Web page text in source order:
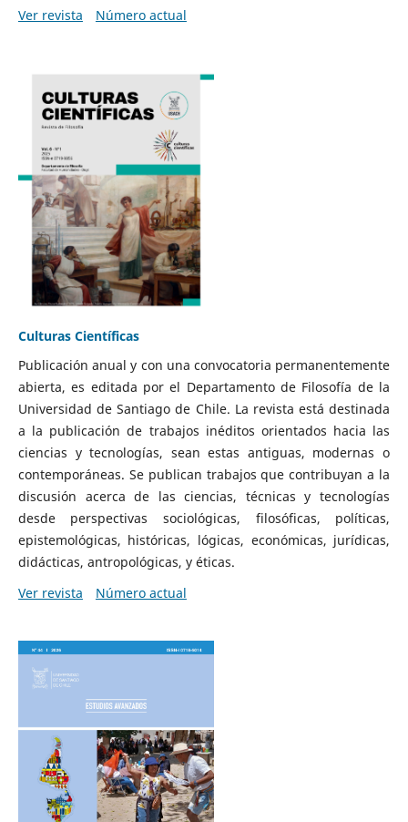
Ver revista
Número actual
Culturas Científicas
Publicación anual y con una convocatoria permanentemente
abierta, es editada por el Departamento de Filosofía de la
Universidad de Santiago de Chile. La revista está destinada
a la publicación de trabajos inéditos orientados hacia las
ciencias y tecnologías, sean estas antiguas, modernas o
contemporáneas. Se publican trabajos que contribuyan a la
discusión acerca de las ciencias, técnicas y tecnologías
desde perspectivas sociológicas, filosóficas, políticas,
epistemológicas, históricas, lógicas, económicas, jurídicas,
didácticas, antropológicas, y éticas.
Ver revista
Número actual